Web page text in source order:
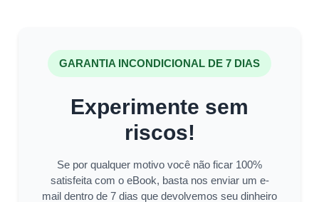
GARANTIA INCONDICIONAL DE 7 DIAS
Experimente sem
riscos!
Se por qualquer motivo você não ficar 100%
satisfeita com o eBook, basta nos enviar um e-
mail dentro de 7 dias que devolvemos seu dinheiro